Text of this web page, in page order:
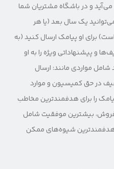
و در باشگاه مشتریان شما
یک سال بعد (یا هر
برای او پیامک ارسال کنید (به
و پیشنهاداتی ویژه را به او
شامل مواردی مانند: ارسال
در حق کمیسیون و موارد
را برای هدفمندترین مخاطب
فروش، بیشترین موفقیت شامل
شیوه‌های ممکن